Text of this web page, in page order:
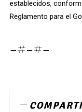
establecidos,
Reglamento para el
-#-#-